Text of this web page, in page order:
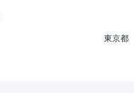
東京都